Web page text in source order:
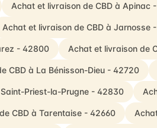
Achat et livraison de CBD à Apinac
Achat et livraison de CBD à Jarnosse
- 42800 Achat et livraison de
CBD à La Bénisson-Dieu - 42720
Priest-la-Prugne - 42830
CBD à Tarentaise - 42660